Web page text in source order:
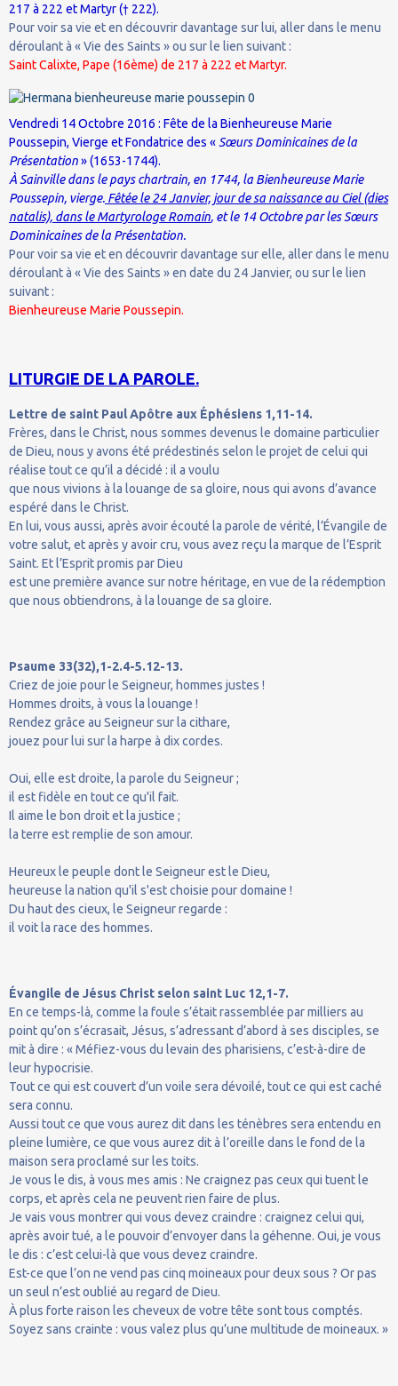
217 à 222 et Martyr († 222).
Pour voir sa vie et en découvrir davantage sur lui, aller dans le menu
déroulant à « Vie des Saints » ou sur le lien suivant :
Saint Calixte, Pape (16ème) de 217 à 222 et Martyr.
Vendredi 14 Octobre 2016 : Fête de la Bienheureuse Marie
Poussepin, Vierge et Fondatrice des « Sœurs Dominicaines de la
Présentation» (1653-1744).
À Sainville dans le pays chartrain, en 1744, la Bienheureuse Marie
Poussepin, vierge. Fêtée le 24 Janvier, jour de sa naissance au Ciel (dies
natalis), dans le Martyrologe Romain, et le 14 Octobre par les Sœurs
Dominicaines de la Présentation.
Pour voir sa vie et en découvrir davantage sur elle, aller dans le menu
déroulant à « Vie des Saints » en date du 24 Janvier, ou sur le lien
suivant :
Bienheureuse Marie Poussepin.
LITURGIE DE LA PAROLE.
Lettre de saint Paul Apôtre aux Éphésiens 1,11-14.
Frères, dans le Christ, nous sommes devenus le domaine particulier
de Dieu, nous y avons été prédestinés selon le projet de celui qui
réalise tout ce qu’il a décidé : il a voulu
que nous vivions à la louange de sa gloire, nous qui avons d’avance
espéré dans le Christ.
En lui, vous aussi, après avoir écouté la parole de vérité, l’Évangile de
votre salut, et après y avoir cru, vous avez reçu la marque de l’Esprit
Saint. Et l’Esprit promis par Dieu
est une première avance sur notre héritage, en vue de la rédemption
que nous obtiendrons, à la louange de sa gloire.
Psaume 33(32),1-2.4-5.12-13.
Criez de joie pour le Seigneur, hommes justes !
Hommes droits, à vous la louange !
Rendez grâce au Seigneur sur la cithare,
jouez pour lui sur la harpe à dix cordes.
Oui, elle est droite, la parole du Seigneur ;
il est fidèle en tout ce qu'il fait.
Il aime le bon droit et la justice ;
la terre est remplie de son amour.
Heureux le peuple dont le Seigneur est le Dieu,
heureuse la nation qu'il s'est choisie pour domaine !
Du haut des cieux, le Seigneur regarde :
il voit la race des hommes.
Évangile de Jésus Christ selon saint Luc 12,1-7.
En ce temps-là, comme la foule s’était rassemblée par milliers au
point qu’on s’écrasait, Jésus, s’adressant d’abord à ses disciples, se
mit à dire : « Méfiez-vous du levain des pharisiens, c’est-à-dire de
leur hypocrisie.
Tout ce qui est couvert d’un voile sera dévoilé, tout ce qui est caché
sera connu.
Aussi tout ce que vous aurez dit dans les ténèbres sera entendu en
pleine lumière, ce que vous aurez dit à l’oreille dans le fond de la
maison sera proclamé sur les toits.
Je vous le dis, à vous mes amis : Ne craignez pas ceux qui tuent le
corps, et après cela ne peuvent rien faire de plus.
Je vais vous montrer qui vous devez craindre : craignez celui qui,
après avoir tué, a le pouvoir d’envoyer dans la géhenne. Oui, je vous
le dis : c’est celui-là que vous devez craindre.
Est-ce que l’on ne vend pas cinq moineaux pour deux sous ? Or pas
un seul n’est oublié au regard de Dieu.
À plus forte raison les cheveux de votre tête sont tous comptés.
Soyez sans crainte : vous valez plus qu’une multitude de moineaux. »